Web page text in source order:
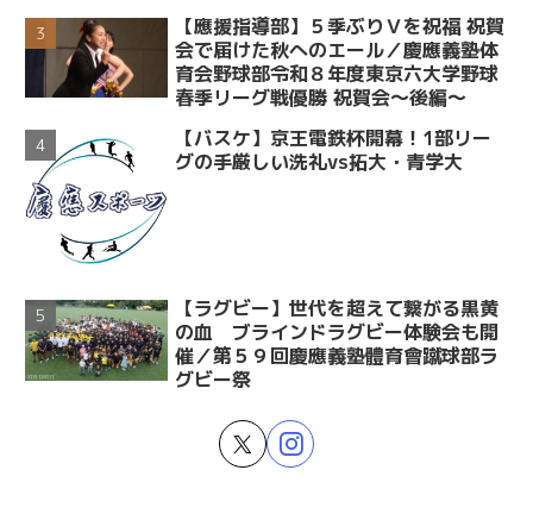
【應援指導部】５季ぶりＶを祝福 祝賀
会で届けた秋へのエール／慶應義塾体
育会野球部令和８年度東京六大学野球
春季リーグ戦優勝 祝賀会～後編～
【バスケ】京王電鉄杯開幕！1部リー
グの手厳しい洗礼vs拓大・青学大
【ラグビー】世代を超えて繋がる黒黄
の血 ブラインドラグビー体験会も開
催／第５９回慶應義塾體育會蹴球部ラ
グビー祭